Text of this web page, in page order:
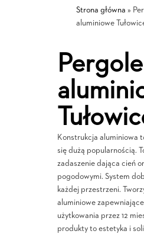
Strona główna »
aluminiowe
Pergole
Konstrukcja aluminiowa
się dużą popularnością.
zadaszenie dająca cień
pogodowymi. System
każdej przestrzeni.
aluminiowe
użytkowania przez 12
produkty to estetyka i